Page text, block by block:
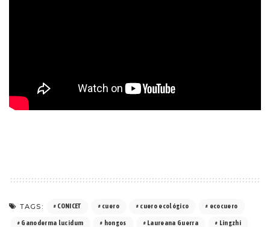
TAGS: CONICET cuero cuero ecológico ecocuero
Ganoderma lucidum hongos Laureana Guerra Lingzhi